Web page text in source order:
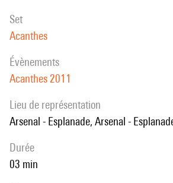
set
Acanthes
évènements
Acanthes 2011
Lieu de représentation
Arsenal - Esplanade, Arsenal -
durée
03 min